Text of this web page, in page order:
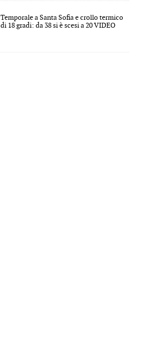
Temporale a Santa Sofia e crollo termico
di 18 gradi: da 38 si è scesi a 20 VIDEO